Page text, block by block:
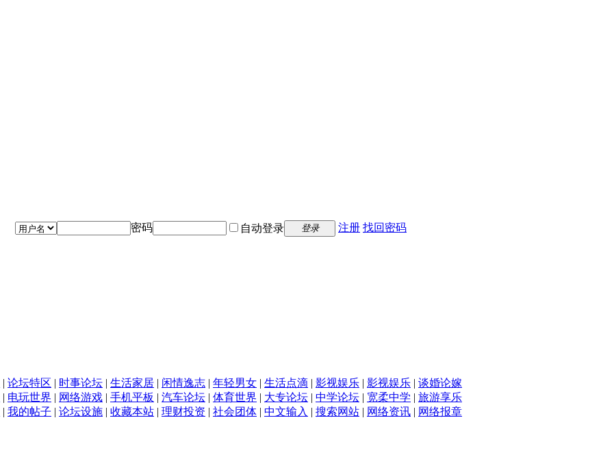
密码
自动登录 登录 注册 找回密码
| 论坛特区 | 时事论坛 | 生活家居 | 闲情逸志 | 年轻男女 | 生活点滴 | 影视娱乐 | 影视娱乐 | 谈婚论嫁
| 电玩世界 | 网络游戏 | 手机平板 | 汽车论坛 | 体育世界 | 大专论坛 | 中学论坛 | 宽柔中学 | 旅游享乐
| 我的帖子 | 论坛设施 | 收藏本站 | 理财投资 | 社会团体 | 中文输入 | 搜索网站 | 网络资讯 | 网络报章